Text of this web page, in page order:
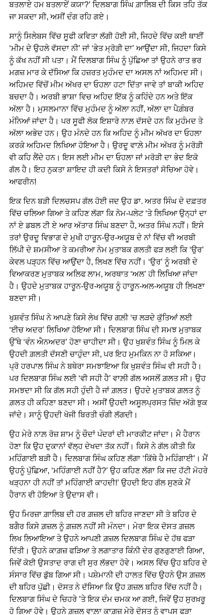
ਬਤਲਾਏ ਹਮ ਬਤਲਾਏਂ ਕਯਾ?’ ਦਿਲਬਾਗ ਸਿੰਘ ਗ਼ਾਲਿਬ ਦੀ ਕਿਸ ਤਹਿ ਤੱਕ
ਜਾ ਸਕਦਾ ਸੀ, ਅਸੀਂ ਦੰਗ ਰਹਿ ਗਏ।
ਸਾਨੂੰ ਸਿਲੇਬਸ ਵਿੱਚ ਸੂਫੀ ਕਵਿਤਾ ਲੱਗੀ ਹੋਈ ਸੀ, ਜਿਹਦੇ ਵਿੱਚ ਕਈ ਥਾਈਂ
‘ਮੀਮ ਦੇ ਉਹਲੇ ਵੱਸਦਾ ਨੀ’ ਜਾਂ ‘ਭੇਤ ਮ੍ਰੋੜੀ ਦਾ’ ਆਉਂਦਾ ਸੀ, ਜਿਹਦਾ ਕਿਸੇ
ਨੂੰ ਕੱਖ ਨਹੀਂ ਸੀ ਪਤਾ। ਮੈਂ ਦਿਲਬਾਗ ਸਿੰਘ ਨੂੰ ਪੁੱਛਿਆ ਤਾਂ ਉਹਨੇ ਰਾਤ ਭਰ
ਮਗਜ਼ ਮਾਰ ਕੇ ਦੱਸਿਆ ਕਿ ਹਜ਼ਰਤ ਮੁਹੰਮਦ ਦਾ ਅਸਲ ਨਾਂ ਅਹਿਮਦ ਸੀ।
ਅਹਿਮਦ ਵਿੱਚੋਂ ਮੀਮ ਅੱਖਰ ਦਾ ਓਹਲਾ ਹਟਾ ਦਿੱਤਾ ਜਾਵੇ ਤਾਂ ਬਾਕੀ ਅਹਿਦ
ਬਚਦਾ ਹੈ। ਅਰਬੀ ਭਾਸ਼ਾ ਵਿਚ ਅਹਿਦ ਇੱਕ ਨੂੰ ਕਹਿੰਦੇ ਹਨ ਅਤੇ ਇੱਕ
ਅੱਲਾ ਹੈ। ਮੁਸਲਮਾਨਾ ਵਿੱਚ ਮੁਹੰਮਦ ਨੂੰ ਅੱਲਾ ਨਹੀਂ, ਅੱਲਾ ਦਾ ਪੈਗ਼ੰਬਰ
ਮੰਨਿਆਂ ਜਾਂਦਾ ਹੈ। ਪਰ ਸੂਫੀ ਲੋਕ ਇਸ਼ਾਰੇ ਨਾਲ਼ ਦੱਸਦੇ ਹਨ ਕਿ ਮੁਹੰਮਦ ਤੇ
ਅੱਲਾ ਅਭੇਦ ਹਨ। ਉਹ ਮੰਨਦੇ ਹਨ ਕਿ ਅਹਿਦ ਨੂੰ ਮੀਮ ਅੱਖਰ ਦਾ ਓਹਲਾ
ਕਰਕੇ ਅਹਿਮਦ ਲਿਖਿਆ ਹੋਇਆ ਹੈ। ਉਰਦੂ ਵਾਲ਼ੇ ਮੀਮ ਅੱਖਰ ਨੂੰ ਮਰੋੜੀ
ਵੀ ਕਹਿ ਲੈਂਦੇ ਹਨ। ਇਸ ਲਈ ਮੀਮ ਦਾ ਓਹਲਾ ਜਾਂ ਮਰੋੜੀ ਦਾ ਭੇਦ ਇਕੋ
ਗੱਲ ਹੈ। ਇਹ ਨੁਕਤਾ ਸ਼ਾਇਦ ਹੀ ਕਦੀ ਕਿਸੇ ਨੇ ਇਸਤਰਾਂ ਸੋਚਿਆ ਹੋਵੇ।
ਆਫਰੀਨ!
ਇਕ ਦਿਨ ਬੜੀ ਦਿਲਚਸਪ ਗੱਲ ਹੋਈ ਜਦ ਉਹ ਡਾ. ਅਤਰ ਸਿੰਘ ਦੇ ਦਫ਼ਤਰ
ਵਿੱਚ ਚਲਿਆ ਗਿਆ ਤੇ ਕਹਿਣ ਲੱਗਾ ਕਿ ਨੇਮ-ਪਲੇਟ ‘ਤੇ ਲਿਖਿਆ ਉਨ੍ਹਾਂ ਦਾ
ਨਾਂ ਏ ਡਬਲ ਟੀ ਏ ਆਰ ਅੱਤਾਰ ਸਿੰਘ ਬਣਦਾ ਹੈ, ਅਤਰ ਸਿੰਘ ਨਹੀਂ। ਇਸੇ
ਤਰਾਂ ਉਰਦੂ ਵਿਭਾਗ ਦੇ ਮੁਖੀ ਹਾਰੂਨ-ਉਰ-ਅਯੂਬ ਦੇ ਨਾਂ ਵਿੱਚ ਵੀ ਅਰਬੀ
ਲਿੱਪੀ ਦੇ ਸ਼ਮਸੀਆ ਤੇ ਕਮਰੀਆ ਨੇਮ ਮੁਤਾਬਕ ਗਲਤੀ ਫੜ ਲਈ ਕਿ ‘ਉਰ’
ਕੇਵਲ ਪੜ੍ਹਨ ਵਿੱਚ ਆਉਂਦਾ ਹੈ, ਲਿਖਣ ਵਿੱਚ ਨਹੀਂ। ‘ਉਰ’ ਨੂੰ ਅਰਬੀ ਦੇ
ਵਿਆਕਰਣ ਮੁਤਾਬਕ ਅਲਿਫ ਲਾਮ, ਅਰਥਾਤ ‘ਅਲ’ ਹੀ ਲਿਖਿਆ ਜਾਂਦਾ
ਹੈ। ਉਹਦੇ ਮੁਤਾਬਕ ਹਾਰੂਨ-ਉਰ-ਅਯੂਬ ਨੂੰ ਹਾਰੂਨ-ਅਲ-ਅਯੂਬ ਹੀ ਲਿਖਣਾ
ਬਣਦਾ ਸੀ।
ਖੁਸ਼ਵੰਤ ਸਿੰਘ ਨੇ ਆਪਣੇ ਕਿਸੇ ਲੇਖ ਵਿੱਚ ਗਲ਼ੀ ‘ਚ ਲੜਦੇ ਕੁੱਤਿਆਂ ਲਈ
‘ਈਚ ਅਦਰ’ ਲਿਖਿਆ ਹੋਇਆ ਸੀ। ਦਿਲਬਾਗ ਸਿੰਘ ਦੀ ਸਮਝ ਮੁਤਾਬਕ
ਉੱਥੇ ‘ਵੰਨ ਐਨਅਦਰ’ ਹੋਣਾ ਚਾਹੀਦਾ ਸੀ। ਉਹ ਖੁਸ਼ਵੰਤ ਸਿੰਘ ਨੂੰ ਮਿਲ ਕੇ
ਉਹਦੀ ਗ਼ਲਤੀ ਦੱਸਣੀ ਚਾਹੁੰਦਾ ਸੀ, ਪਰ ਇਹ ਮੁਮਕਿਨ ਨਾ ਹੋ ਸਕਿਆ।
ਪ੍ਰੋ ਹਰਪਾਲ ਸਿੰਘ ਨੇ ਬਥੇਰਾ ਸਮਝਾਇਆ ਕਿ ਖੁਸ਼ਵੰਤ ਸਿੰਘ ਵੀ ਸਹੀ ਹੈ।
ਪਰ ਦਿਲਬਾਗ ਸਿੰਘ ਲਈ ‘ਵੀ ਸਹੀ ਹੈ’ ਵਾਲ਼ੀ ਗੱਲ ਅਸਲੋਂ ਗ਼ਲਤ ਸੀ। ਉਹ
ਸਮਝਦਾ ਸੀ ਕਿ ਗੱਲ ਸਹੀ ਹੁੰਦੀ ਹੈ ਜਾਂ ਗ਼ਲਤ। ਉਹਦੇ ਮੁਤਾਬਕ ਗ਼ਲਤ ਨੂੰ
ਗ਼ਲਤ ਹੀ ਕਹਿਣਾ ਬਣਦਾ ਸੀ। ਅਸੀਂ ਉਹਦੀ ਅਸੂਲਪ੍ਰਸਤ ਜ਼ਿੱਦ ਅੱਗੇ ਝੁਕ
ਜਾਂਦੇ। ਸਾਨੂੰ ਉਹਦੀ ਖੋਜੀ ਬਿਰਤੀ ਚੰਗੀ ਲੱਗਦੀ।
ਉਹ ਮੇਰੇ ਨਾਲ਼ ਰੋਜ਼ ਸ਼ਾਮ ਨੂੰ ਚੌਦਾਂ ਪੰਦਰਾਂ ਦੀ ਮਾਰਕੀਟ ਜਾਂਦਾ। ਮੈ ਹੈਰਾਨ
ਹੋਣਾ ਕਿ ਉਹ ਦੁਕਾਨਾਂ ਵੱਲ੍ਹ ਦੇਖਦਾ ਤੱਕ ਨਹੀਂ। ਕਿਸੇ ਨੇ ਗੱਲ ਕੀਤੀ ਕਿ
ਮਹਿੰਗਾਈ ਬੜੀ ਹੈ। ਦਿਲਬਾਗ ਸਿੰਘ ਕਹਿਣ ਲੱਗਾ ‘ਕਿੱਥੇ ਹੈ ਮਹਿੰਗਾਈ’। ਮੈਂ
ਉਹਨੂੰ ਪੁੱਛਿਆ, ‘ਮਹਿੰਗਾਈ ਨਹੀਂ ਹੈ?’ ਉਹ ਕਹਿਣ ਲੱਗਾ ਕਿ ਜਦ ਹੱਟੀ ਮੋਹਰੇ
ਖੜ੍ਹਨਾ ਹੀ ਨਹੀਂ ਤਾਂ ਮਹਿੰਗਾਈ ਕਾਹਦੀ!’ ਉਹਦੀ ਇਹ ਗੱਲ ਸੁਣਕੇ ਮੈਂ
ਹੈਰਾਨ ਵੀ ਹੋਇਆ ਤੇ ਉਦਾਸ ਵੀ।
ਉਹ ਮਿਰਜ਼ਾ ਗ਼ਾਲਿਬ ਦੀ ਹਰ ਗ਼ਜ਼ਲ ਦੀ ਬਹਿਰ ਜਾਣਦਾ ਸੀ ਤੇ ਬਹਿਰ ਦੇ
ਬਗੈਰ ਕਿਸੇ ਗ਼ਜ਼ਲ ਨੂੰ ਗ਼ਜ਼ਲ ਨਹੀਂ ਸੀ ਮੰਨਦਾ। ਮੇਰਾ ਇਕ ਦੋਸਤ ਗ਼ਜ਼ਲ
ਲਿਖ ਲਿਆਇਆ ਤੇ ਉਹਨੇ ਆਪਣੀ ਗ਼ਜ਼ਲ ਦਿਲਬਾਗ ਸਿੰਘ ਦੇ ਹੱਥ ਫੜਾ
ਦਿੱਤੀ। ਉਹਨੇ ਕਾਗ਼ਜ਼ ਫੜਿਆ ਤੇ ਲਗਾਤਾਰ ਕਿੰਨੀ ਦੇਰ ਗੁਣਗੁਣਾਈ ਗਿਆ,
ਜਿਵੇਂ ਕੋਈ ਉਸਤਾਦ ਰਾਗ ਦੀ ਸੁਰ ਲੱਭਦਾ ਹੋਵੇ। ਅਸਲ ਵਿੱਚ ਉਹ ਬਹਿਰ ਦੇ
ਸੰਸਾਰ ਵਿੱਚ ਡੁੱਬ ਗਿਆ ਸੀ। ਪਸ਼ੇਮਾਨੀ ਦੀ ਹਾਲਤ ਵਿੱਚ ਉਹਨੇ ਉਸ ਗ਼ਜ਼ਲ
ਦੀ ਬਹਿਰ ਪੁੱਛੀ। ਦੋਸਤ ਨੇ ਦੱਸਿਆ ਕਿ ਉਹ ਗ਼ਜ਼ਲ ਬਹਿਰ ਵਿੱਚ ਨਹੀਂ ਹੈ।
ਦਿਲਬਾਗ ਸਿੰਘ ਦੇ ਚਿਹਰੇ ’ਤੇ ਇਕ ਦੰਮ ਚਮਕ ਆ ਗਈ, ਜਿਵੇਂ ਉਹ ਸੁਰਖ਼ਰੂ
ਹੋ ਗਿਆ ਹੋਵੇ। ਉਹਨੇ ਗ਼ਜ਼ਲ ਵਾਲ਼ਾ ਕਾਗ਼ਜ਼ ਮੇਰੇ ਦੋਸਤ ਨੂੰ ਵਾਪਸ ਫੜਾ